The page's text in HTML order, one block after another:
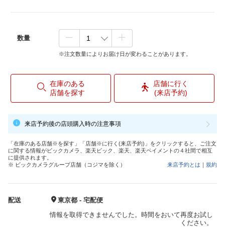
数量
※注文数量によりお届け日が変わることがあります。
在庫のある
店舗を探す
店舗に行く
(来店予約)
来店予約後の店頭購入時の注意事項
「在庫のある店舗※を探す」「店舗※に行く(来店予約)」をクリックすると、ご注文
に関する情報がビックカメラ、楽天ビック、楽天、楽天ペイメントの４社間で相互
に提供されます。
※ ビックカメラグループ店舗（コジマを除く）
来店予約とは ｜ 規約
配送
東京都 - 宅配便
情報を取得できませんでした。時間をおいて再度お試し
ください。